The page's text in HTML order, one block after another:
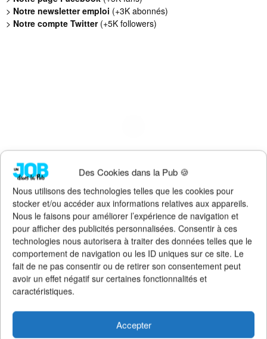
Des Cookies dans la Pub 🍪
Nous utilisons des technologies telles que les cookies pour
stocker et/ou accéder aux informations relatives aux appareils.
Nous le faisons pour améliorer l’expérience de navigation et
pour afficher des publicités personnalisées. Consentir à ces
technologies nous autorisera à traiter des données telles que le
comportement de navigation ou les ID uniques sur ce site. Le
fait de ne pas consentir ou de retirer son consentement peut
avoir un effet négatif sur certaines fonctionnalités et
caractéristiques.
Accepter
> Notre newsletter emploi (+3K abonnés)
> Notre compte Twitter(+5K followers)
La créativité apporte 102 milliards € à
l’économie française
18 juin 2026
Les salaires indécents des CEOs dans la
publicité
« Ça fait sens » : 15 expressions de